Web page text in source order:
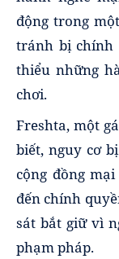
động trong
tránh bị chính
thiểu những
chơi.
Freshta, một
biết, nguy cơ
cộng đồng
đến chính
sát bắt giữ vì
phạm pháp.